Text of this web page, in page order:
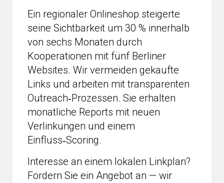
Ein regionaler Onlineshop steigerte
seine Sichtbarkeit um 30 % innerhalb
von sechs Monaten durch
Kooperationen mit fünf Berliner
Websites. Wir vermeiden gekaufte
Links und arbeiten mit transparenten
Outreach‑Prozessen. Sie erhalten
monatliche Reports mit neuen
Verlinkungen und einem
Einfluss‑Scoring.
Interesse an einem lokalen Linkplan?
Fordern Sie ein Angebot an — wir